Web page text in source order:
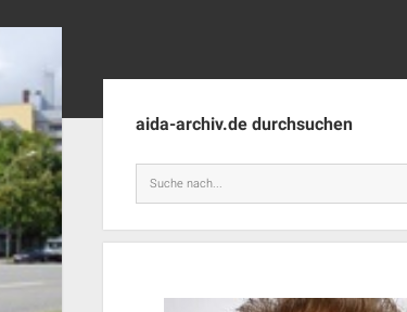
aida-archiv.de durchsuchen